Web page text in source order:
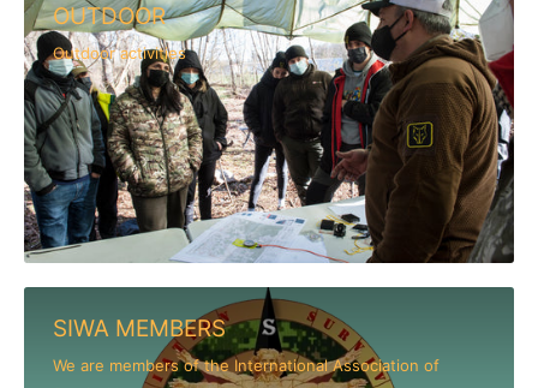
OUTDOOR
Outdoor activities
SIWA MEMBERS
We are members of the International Association of